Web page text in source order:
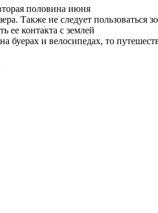
половина июня
Также не следует
ее контакта с землей
и велосипедах, то